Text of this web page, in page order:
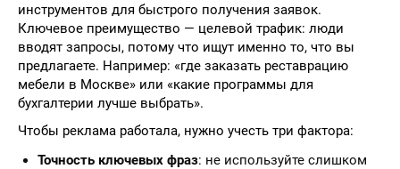
инструментов для быстрого получения заявок.
Ключевое преимущество — целевой трафик: люди
вводят запросы, потому что ищут именно то, что вы
предлагаете. Например: «где заказать реставрацию
мебели в Москве» или «какие программы для
бухгалтерии лучше выбрать».
Чтобы реклама работала, нужно учесть три фактора:
Точность ключевых фраз: не используйте слишком